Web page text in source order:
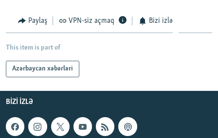
XƏBƏR BÜLLETENLƏRIMIZ
Paylaş VPN-siz açmaq Bizi izlə
This item is part of
Azərbaycan xəbərləri
BIZI IZLƏ